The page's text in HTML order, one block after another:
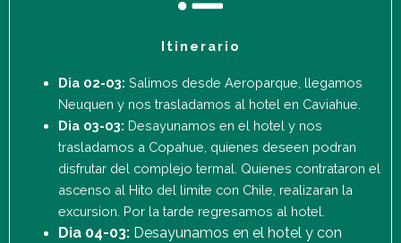
Itinerario
Dia 02-03: Salimos desde Aeroparque, llegamos
Neuquen y nos trasladamos al hotel en Caviahue.
Dia 03-03: Desayunamos en el hotel y nos
trasladamos a Copahue, quienes deseen podran
disfrutar del complejo termal. Quienes contrataron el
ascenso al Hito del limite con Chile, realizaran la
excursion. Por la tarde regresamos al hotel.
Dia 04-03:Desayunamos en el hotel y con